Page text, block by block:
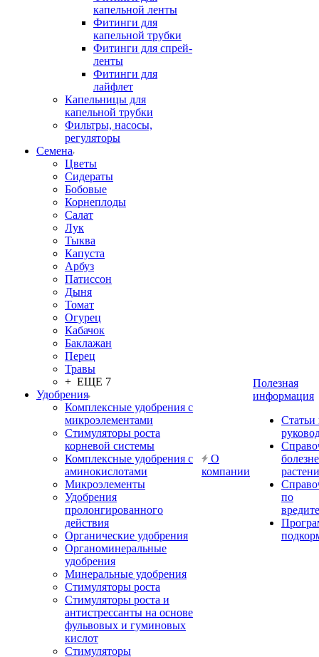
капельной ленты
Фитинги для
капельной трубки
Фитинги для спрей-
ленты
Фитинги для
лайфлет
Капельницы для
капельной трубки
Фильтры, насосы,
регуляторы
Семена
Цветы
Сидераты
Бобовые
Корнеплоды
Салат
Лук
Тыква
Капуста
Арбуз
Патиссон
Дыня
Томат
Огурец
Кабачок
Баклажан
Перец
Травы
+ ЕЩЕ 7
Удобрения
Комплексные удобрения с
микроэлементами
Стимуляторы роста
корневой системы
Комплексные удобрения с
аминокислотами
Микроэлементы
Удобрения
пролонгированного
действия
Органические удобрения
Органоминеральные
удобрения
Минеральные удобрения
Стимуляторы роста
Стимуляторы роста и
антистрессанты на основе
фульвовых и гуминовых
кислот
Стимуляторы
О
компании
Полезная
информация
Статьи
по